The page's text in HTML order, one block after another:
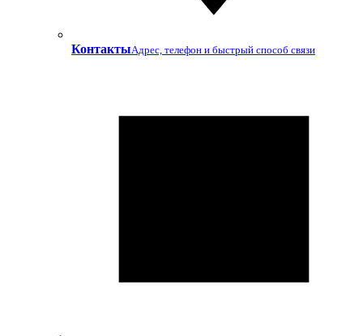
КонтактыАдрес, телефон и быстрый способ связи